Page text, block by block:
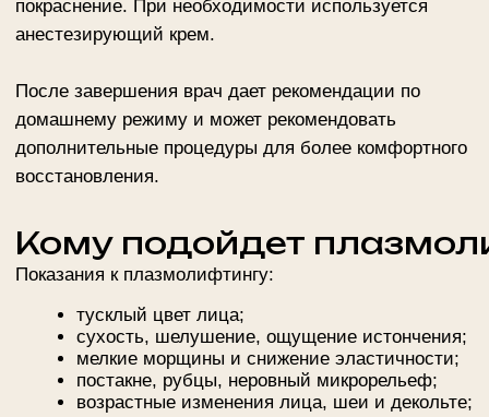
плазмолифтинга
сауны, активного спорта, интенсивного солнца и
перегрева. Для восстановления может
использоваться регенерирующий крем, например
средство с пантенолом.
чувствительнее к внешним раздражителям, поэтому
лучше временно отказаться от агрессивных
пилингов, скрабов, активных кислот и ретиноидов.
Преимущества
плазмолифтинга в
салонах «Else Style»